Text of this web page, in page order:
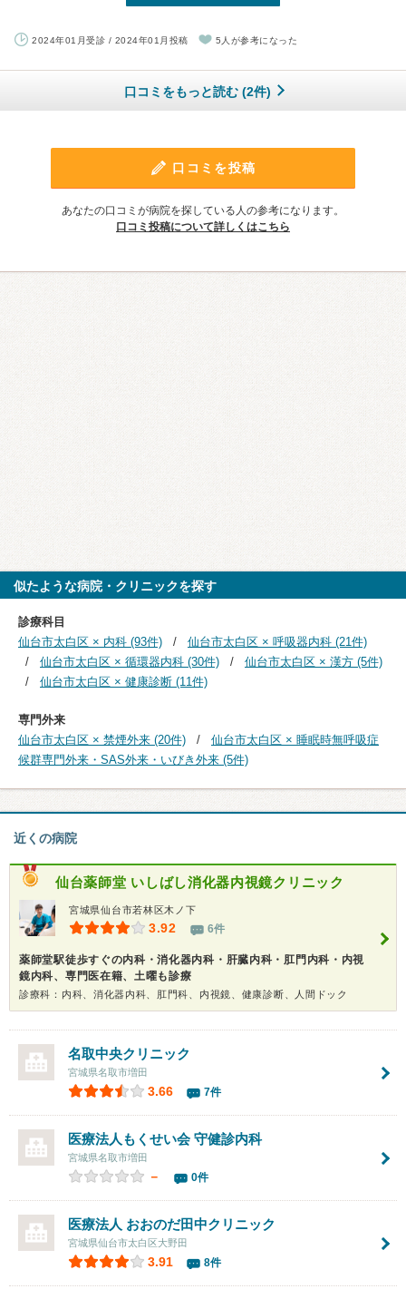
2024年01月受診 / 2024年01月投稿 5人が参考になった
口コミをもっと読む (2件)
口コミを投稿
あなたの口コミが病院を探している人の参考になります。
口コミ投稿について詳しくはこちら
似たような病院・クリニックを探す
診療科目
仙台市太白区 × 内科 (93件)
仙台市太白区 × 呼吸器内科 (21件)
仙台市太白区 × 循環器内科 (30件)
仙台市太白区 × 漢方 (5件)
仙台市太白区 × 健康診断 (11件)
専門外来
仙台市太白区 × 禁煙外来 (20件)
仙台市太白区 × 睡眠時無呼吸症
候群専門外来・SAS外来・いびき外来 (5件)
近くの病院
仙台薬師堂 いしばし消化器内視鏡クリニック
宮城県仙台市若林区木ノ下
3.92 6件
薬師堂駅徒歩すぐの内科・消化器内科・肝臓内科・肛門内科・内視
鏡内科、専門医在籍、土曜も診療
診療科：内科、消化器内科、肛門科、内視鏡、健康診断、人間ドック
名取中央クリニック
宮城県名取市増田
3.66 7件
医療法人もくせい会 守健診内科
宮城県名取市増田
－ 0件
医療法人 おおのだ田中クリニック
宮城県仙台市太白区大野田
3.91 8件